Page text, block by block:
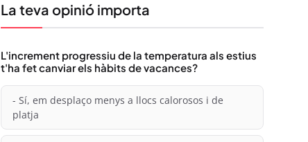
La teva opinió importa
L'increment progressiu de la temperatura als estius
t'ha fet canviar els hàbits de vacances?
- Sí, em desplaço menys a llocs calorosos i de
platja